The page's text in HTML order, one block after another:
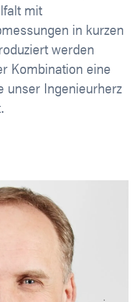
mit
in kurzen
werden
Kombination eine
unser Ingenieurherz